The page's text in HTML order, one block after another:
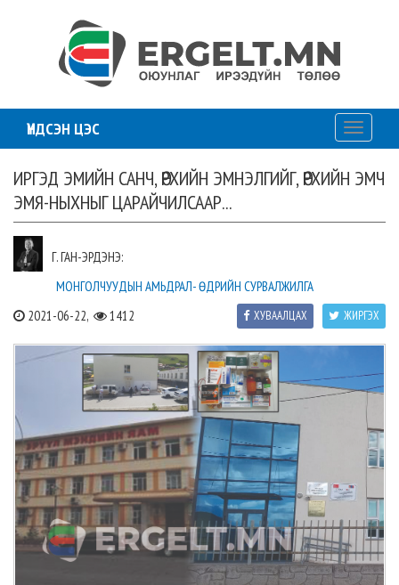
ҮНДСЭН ЦЭС
Toggle
ИРГЭД ЭМИЙН САНЧ, ӨРХИЙН ЭМНЭЛГИЙГ, ӨРХИЙН ЭМЧ
ЭМЯ-НЫХНЫГ ЦАРАЙЧИЛСААР...
Г. ГАН-ЭРДЭНЭ:
МОНГОЛЧУУДЫН АМЬДРАЛ- ӨДРИЙН СУРВАЛЖИЛГА
2021-06-22,
1412 ЖИРГЭХ
ХУВААЛЦАХ